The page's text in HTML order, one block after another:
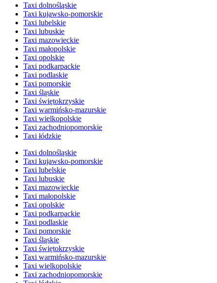
Taxi dolnośląskie
Taxi kujawsko-pomorskie
Taxi lubelskie
Taxi lubuskie
Taxi mazowieckie
Taxi małopolskie
Taxi opolskie
Taxi podkarpackie
Taxi podlaskie
Taxi pomorskie
Taxi śląskie
Taxi świętokrzyskie
Taxi warmińsko-mazurskie
Taxi wielkopolskie
Taxi zachodniopomorskie
Taxi łódzkie
Taxi dolnośląskie
Taxi kujawsko-pomorskie
Taxi lubelskie
Taxi lubuskie
Taxi mazowieckie
Taxi małopolskie
Taxi opolskie
Taxi podkarpackie
Taxi podlaskie
Taxi pomorskie
Taxi śląskie
Taxi świętokrzyskie
Taxi warmińsko-mazurskie
Taxi wielkopolskie
Taxi zachodniopomorskie